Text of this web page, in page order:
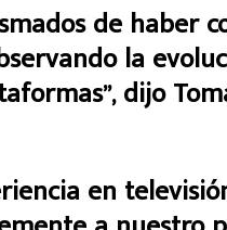
de haber
la
dijo
en